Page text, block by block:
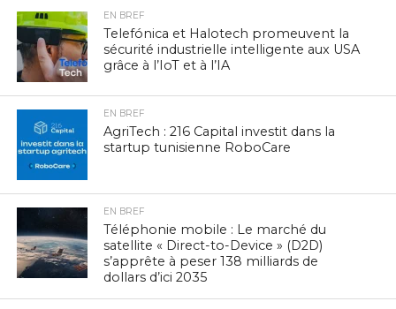
EN BREF
Telefónica et Halotech promeuvent la
sécurité industrielle intelligente aux USA
grâce à l’IoT et à l’IA
EN BREF
AgriTech : 216 Capital investit dans la
startup tunisienne RoboCare
EN BREF
Téléphonie mobile : Le marché du
satellite « Direct-to-Device » (D2D)
s’apprête à peser 138 milliards de
dollars d’ici 2035